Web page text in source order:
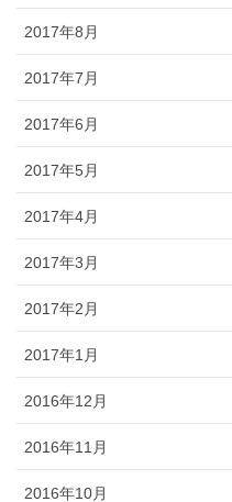
2017年8月
2017年7月
2017年6月
2017年5月
2017年4月
2017年3月
2017年2月
2017年1月
2016年12月
2016年11月
2016年10月